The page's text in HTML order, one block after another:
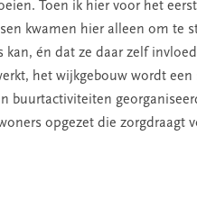
Toen ik hier voor het
kwamen hier alleen om te
kan, én dat ze daar zelf
het wijkgebouw wordt
buurtactiviteiten
opgezet die zorgdraagt